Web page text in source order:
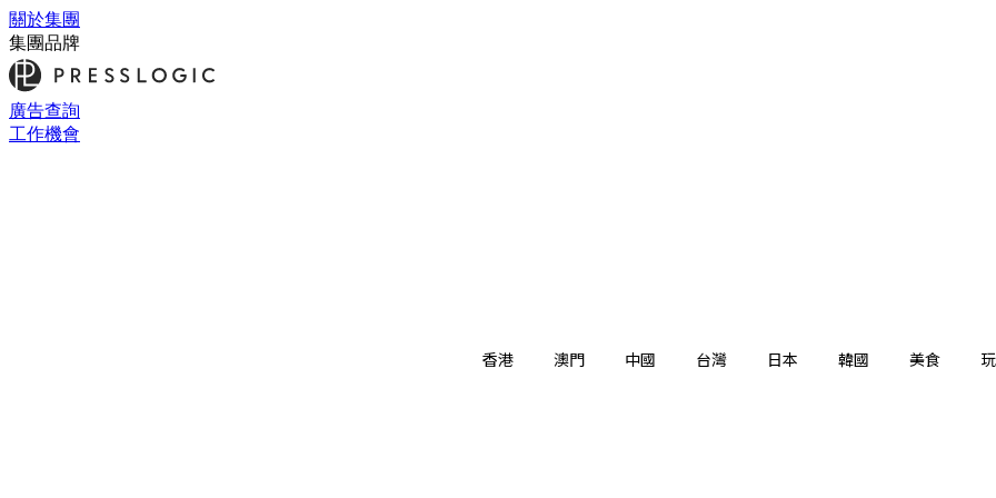
關於集團
集團品牌
廣告查詢
工作機會
香港 澳門 中國 台灣 日本 韓國 美食